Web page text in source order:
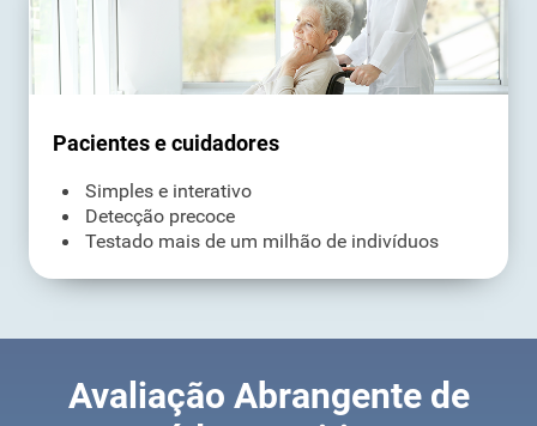
Pacientes e cuidadores
Simples e interativo
Detecção precoce
Testado mais de um milhão de indivíduos
Avaliação Abrangente de